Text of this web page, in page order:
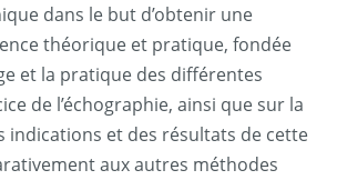
dans le but d’obtenir une
théorique et pratique, fondée
et la pratique des différentes
de l’échographie, ainsi que sur la
indications et des résultats de cette
aux autres méthodes